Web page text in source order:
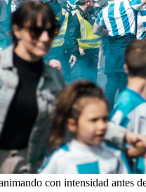
con intensidad antes